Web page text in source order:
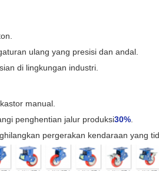
ulang yang presisi dan andal.
di lingkungan industri.
manual.
penghentian jalur produksi30%
pergerakan kendaraan yang